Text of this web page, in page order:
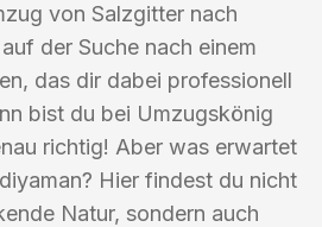
von Salzgitter nach
der Suche nach einem
das dir dabei professionell
bist du bei Umzugskönig
richtig! Aber was erwartet
Hier findest du nicht
Natur, sondern auch